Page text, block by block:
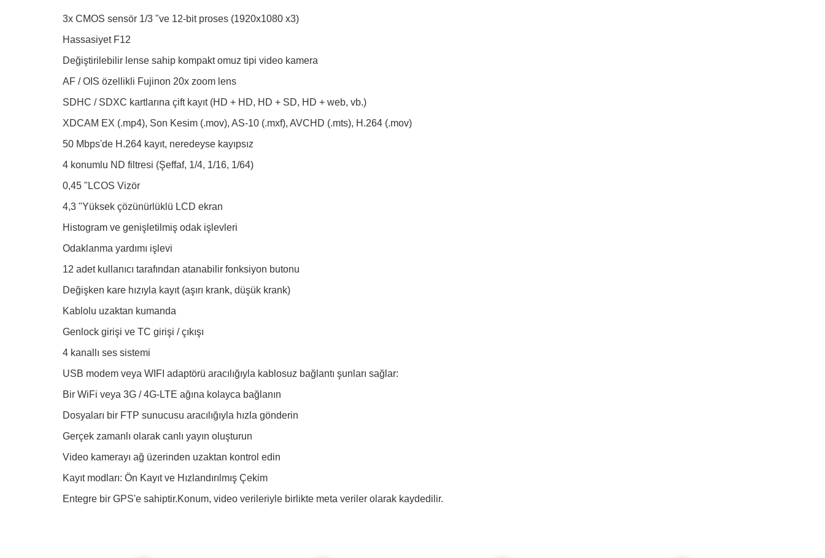
3x CMOS sensör 1/3 "ve 12-bit proses (1920x1080 x3)
Hassasiyet F12
Değiştirilebilir lense sahip kompakt omuz tipi video kamera
AF / OIS özellikli Fujinon 20x zoom lens
SDHC / SDXC kartlarına çift kayıt (HD + HD, HD + SD, HD + web, vb.)
XDCAM EX (.mp4), Son Kesim (.mov), AS-10 (.mxf), AVCHD (.mts), H.264 (.mov)
50 Mbps'de H.264 kayıt, neredeyse kayıpsız
4 konumlu ND filtresi (Şeffaf, 1/4, 1/16, 1/64)
0,45 "LCOS Vizör
4,3 "Yüksek çözünürlüklü LCD ekran
Histogram ve genişletilmiş odak işlevleri
Odaklanma yardımı işlevi
12 adet kullanıcı tarafından atanabilir fonksiyon butonu
Değişken kare hızıyla kayıt (aşırı krank, düşük krank)
Kablolu uzaktan kumanda
Genlock girişi ve TC girişi / çıkışı
4 kanallı ses sistemi
USB modem veya WIFI adaptörü aracılığıyla kablosuz bağlantı şunları sağlar:
Bir WiFi veya 3G / 4G-LTE ağına kolayca bağlanın
Dosyaları bir FTP sunucusu aracılığıyla hızla gönderin
Gerçek zamanlı olarak canlı yayın oluşturun
Video kamerayı ağ üzerinden uzaktan kontrol edin
Kayıt modları: Ön Kayıt ve Hızlandırılmış Çekim
Entegre bir GPS'e sahiptir.Konum, video verileriyle birlikte meta veriler olarak kaydedilir.